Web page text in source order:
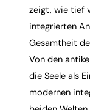
zeigt, wie tief
integrierten
Gesamtheit
Von den
die Seele als
modernen